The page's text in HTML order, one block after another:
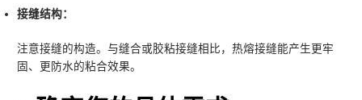
接缝结构：
注意接缝的构造。与缝合或胶粘接缝相比，热熔接缝能产生更牢
固、更防水的粘合效果。